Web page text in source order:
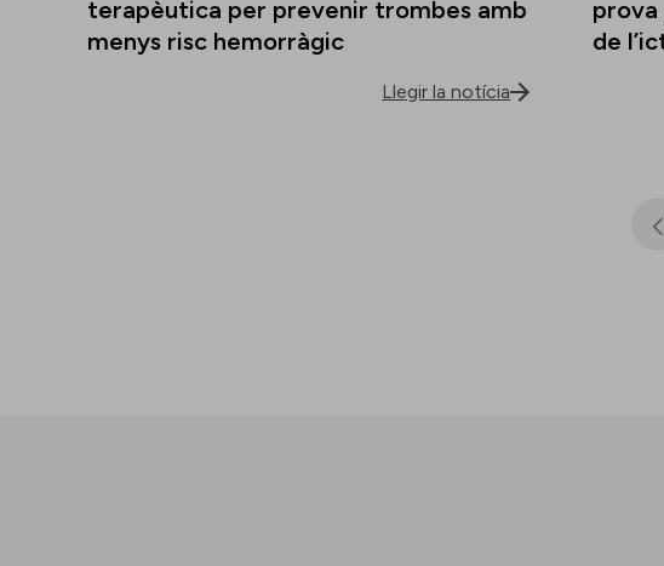
terapèutica per prevenir trombes amb
menys risc hemorràgic
Llegir la notícia
de